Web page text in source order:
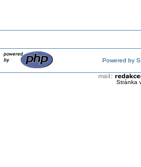
natáhnout další světlo s extra
ve zprávě na absenci
ILPC jedinečné?
doplněna v rozvaděči
Powered by
Stránka